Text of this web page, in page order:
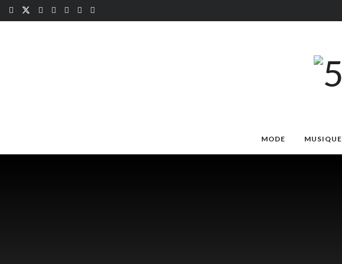
MODE MUSIQUE